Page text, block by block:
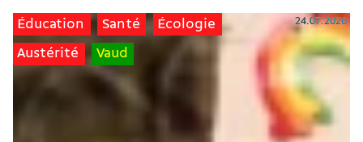
Éducation Santé Écologie
Austérité Vaud
24.07.2026